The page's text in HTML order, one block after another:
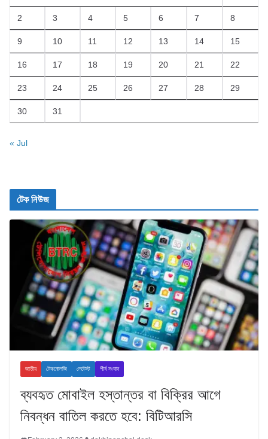
2 3 4 5 6 7 8
9 10 11 12 13 14 15
16 17 18 19 20 21 22
23 24 25 26 27 28 29
30 31
« Jul
টেক নিউজ
জাতীয় টেকনোলজি লেটেস্ট শীর্ষ সংবাদ
ব্যবহৃত মোবাইল হস্তান্তর বা বিক্রির আগে
নিবন্ধন বাতিল করতে হবে: বিটিআরসি